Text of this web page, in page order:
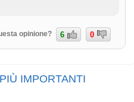
opinione? 6 0
IMPORTANTI